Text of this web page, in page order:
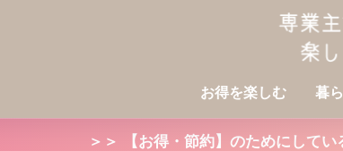
お得を楽しむ 暮
＞＞ 【お得・節約】のためにして